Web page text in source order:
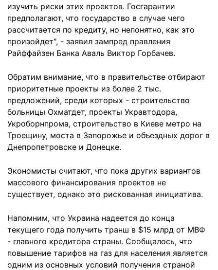
изучить риски этих проектов. Госгарантии
предполагают, что государство в случае чего
рассчитается по кредиту, но непонятно, как это
произойдет", - заявил зампред правления
Райффайзен Банка Аваль Виктор Горбачев.
Обратим внимание, что в правительстве отбирают
приоритетные проекты из более 2 тыс.
предложений, среди которых - строительство
больницы Охматдет, проекты Укравтодора,
Укроборнпрома, строительство в Киеве метро на
Троещину, моста в Запорожье и объездных дорог в
Днепропетровске и Донецке.
Экономисты считают, что пока других вариантов
массового финансирования проектов не
существует, однако это рискованная инициатива.
Напомним, что Украина надеется до конца
текущего года получить транш в $15 млрд от МВФ
- главного кредитора страны. Сообщалось, что
повышение тарифов на газ для населения является
одним из основных условий получения страной